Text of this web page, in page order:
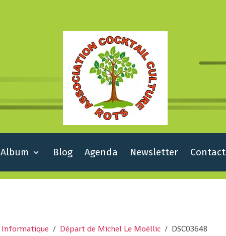
Album Blog Agenda Newsletter Contact
Informatique Départ de Michel Le Moëllic DSC03648